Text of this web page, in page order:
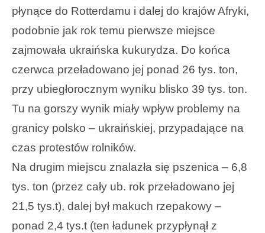
płynące do Rotterdamu i dalej do krajów Afryki,
podobnie jak rok temu pierwsze miejsce
zajmowała ukraińska kukurydza. Do końca
czerwca przeładowano jej ponad 26 tys. ton,
przy ubiegłorocznym wyniku blisko 39 tys. ton.
Tu na gorszy wynik miały wpływ problemy na
granicy polsko – ukraińskiej, przypadające na
czas protestów rolników.
Na drugim miejscu znalazła się pszenica – 6,8
tys. ton (przez cały ub. rok przeładowano jej
21,5 tys.t), dalej był makuch rzepakowy –
ponad 2,4 tys.t (ten ładunek przypłynął z